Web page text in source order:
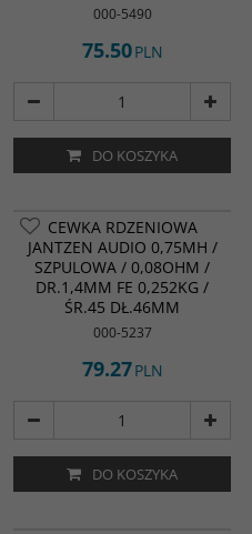
000-5490
75.50PLN
DO KOSZYKA
CEWKA RDZENIOWA
JANTZEN AUDIO 0,75MH /
SZPULOWA / 0,08OHM /
DR.1,4MM FE 0,252KG /
ŚR.45 DŁ.46MM
000-5237
79.27PLN
DO KOSZYKA